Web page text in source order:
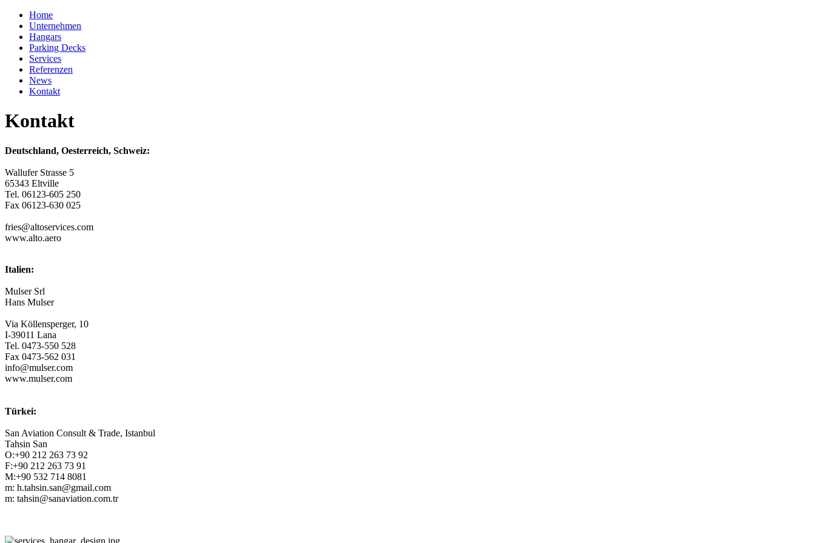
Home
Unternehmen
Hangars
Parking Decks
Services
Referenzen
News
Kontakt
Kontakt
Deutschland, Oesterreich, Schweiz:
Wallufer Strasse 5
65343 Eltville
Tel. 06123-605 250
Fax 06123-630 025
fries@altoservices.com
www.alto.aero
Italien:
Mulser Srl
Hans Mulser
Via Köllensperger, 10
I-39011 Lana
Tel. 0473-550 528
Fax 0473-562 031
info@mulser.com
www.mulser.com
Türkei:
San Aviation Consult & Trade, Istanbul
Tahsin San
O:+90 212 263 73 92
F:+90 212 263 73 91
M:+90 532 714 8081
m: h.tahsin.san@gmail.com
m: tahsin@sanaviation.com.tr